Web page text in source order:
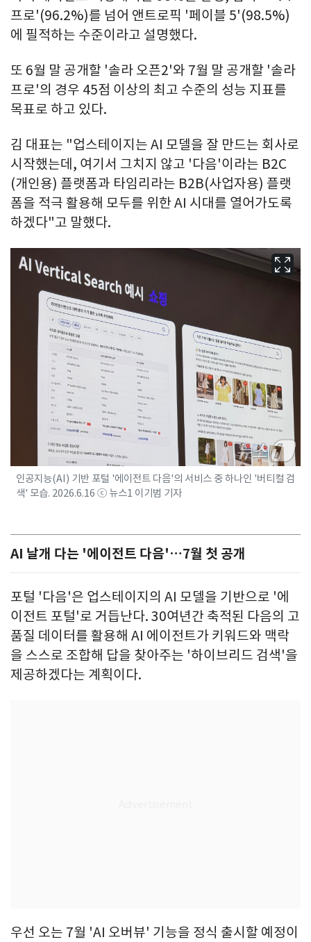
프로'(96.2%)를 넘어 앤트로픽 '페이블 5'(98.5%)
에 필적하는 수준이라고 설명했다.
또 6월 말 공개할 '솔라 오픈2'와 7월 말 공개할 '솔라
프로'의 경우 45점 이상의 최고 수준의 성능 지표를
목표로 하고 있다.
김 대표는 "업스테이지는 AI 모델을 잘 만드는 회사로
시작했는데, 여기서 그치지 않고 '다음'이라는 B2C
(개인용) 플랫폼과 타임리라는 B2B(사업자용) 플랫
폼을 적극 활용해 모두를 위한 AI 시대를 열어가도록
하겠다"고 말했다.
인공지능(AI) 기반 포털 '에이전트 다음'의 서비스 중 하나인 '버티컬 검
색' 모습. 2026.6.16 ⓒ 뉴스1 이기범 기자
AI 날개 다는 '에이전트 다음'…7월 첫 공개
포털 '다음'은 업스테이지의 AI 모델을 기반으로 '에
이전트 포털'로 거듭난다. 30여년간 축적된 다음의 고
품질 데이터를 활용해 AI 에이전트가 키워드와 맥락
을 스스로 조합해 답을 찾아주는 '하이브리드 검색'을
제공하겠다는 계획이다.
우선 오는 7월 'AI 오버뷰' 기능을 정식 출시할 예정이